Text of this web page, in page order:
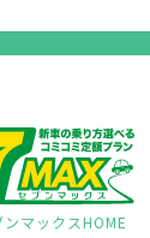
ンマックスHOME